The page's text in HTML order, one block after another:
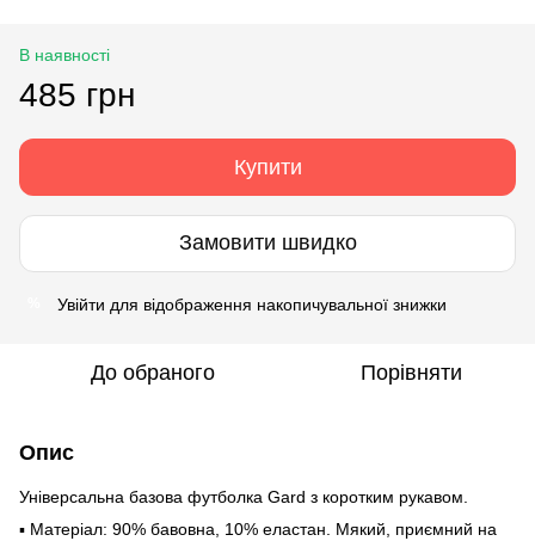
В наявності
485 грн
Купити
Замовити швидко
Увійти для відображення накопичувальної знижки
До обраного Порівняти
Опис
Універсальна базова футболка Gard з коротким рукавом.
▪️ Матеріал: 90% бавовна, 10% еластан. Мякий, приємний на